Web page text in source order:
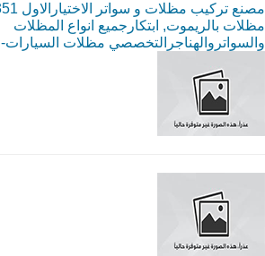
مظلات بالريموت, ابتكارجميع انواع المظلات
والسواتروالهناجرالتخصصي مظلات السيارات-